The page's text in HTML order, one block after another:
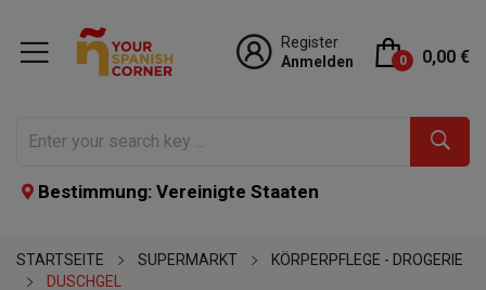
Register
Anmelden
0 0,00 €
Bestimmung: Vereinigte Staaten
STARTSEITE SUPERMARKT
KÖRPERPFLEGE - DROGERIE
DUSCHGEL